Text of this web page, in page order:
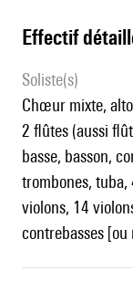
effectif
Soliste(s)
chœur mixte, alto
2 flûtes (aussi
basse, basson,
trombones, tuba,
violons, 14
contrebasses [ou